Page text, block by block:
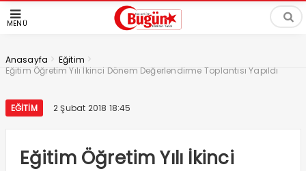
MENÜ
Anasayfa > Eğitim >
Eğitim Öğretim Yılı İkinci Dönem Değerlendirme Toplantısı Yapıldı
EĞITIM 2 Şubat 2018 18:45
Eğitim Öğretim Yılı İkinci